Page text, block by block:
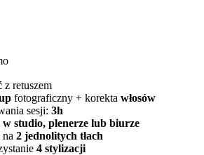
z retuszem
fotograficzny + korekta włosów
sesji: 3h
w studio, plenerze lub biurze
na 2 jednolitych tłach
4 stylizacji